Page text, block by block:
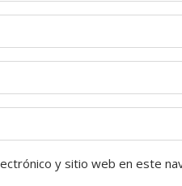
y sitio web en este